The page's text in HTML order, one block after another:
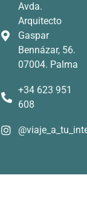
Avda.
Arquitecto
Gaspar
Bennázar, 56.
07004. Palma
+34 623 951
608